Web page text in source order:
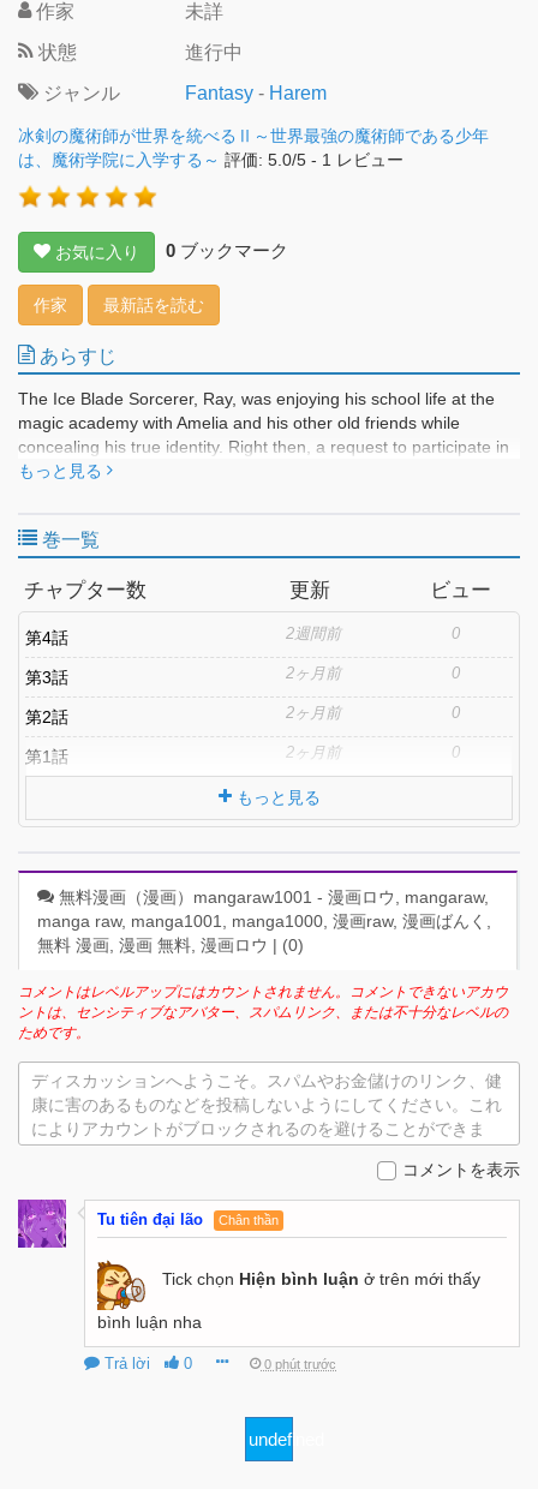
作家
未詳
状態
進行中
ジャンル
Fantasy - Harem
冰剣の魔術師が世界を統べるⅡ～世界最強の魔術師である少年
は、魔術学院に入学する～ 評価: 5.0/5 - 1 レビュー
お気に入り 0 ブックマーク
作家 最新話を読む
あらすじ
The Ice Blade Sorcerer, Ray, was enjoying his school life at the
magic academy with Amelia and his other old friends while
concealing his true identity. Right then, a request to participate in
a "large-scale magic war" arrives...!! The tale of the strongest
もっと見る
巻一覧
チャプター数 更新 ビュー
第4話 2週間前 0
第3話 2ヶ月前 0
第2話 2ヶ月前 0
第1話 2ヶ月前 0
もっと見る
無料漫画（漫画）mangaraw1001 - 漫画ロウ, mangaraw,
manga raw, manga1001, manga1000, 漫画raw, 漫画ばんく,
無料 漫画, 漫画 無料, 漫画ロウ | (0)
コメントはレベルアップにはカウントされません。コメントできないアカウ
ントは、センシティブなアバター、スパムリンク、または不十分なレベルの
ためです。
ディスカッションへようこそ。スパムやお金儲けのリンク、健
康に害のあるものなどを投稿しないようにしてください。これ
によりアカウントがブロックされるのを避けることができま
コメントを表示
Tu tiên đại lão Chân thần
Tick chọn Hiện bình luận ở trên mới thấy
bình luận nha
Trả lời 0 0 phút trước
undefined